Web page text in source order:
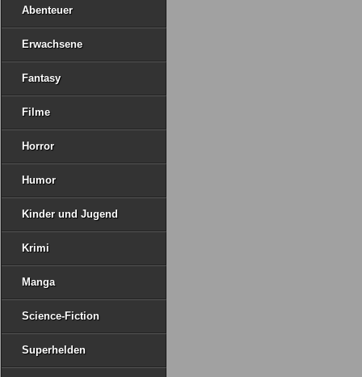
Abenteuer
Erwachsene
Fantasy
Filme
Horror
Humor
Kinder und Jugend
Krimi
Manga
Science-Fiction
Superhelden